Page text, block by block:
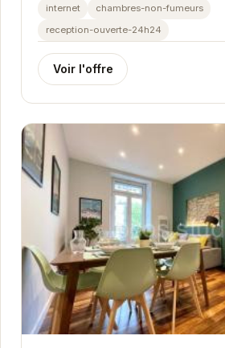
internet
chambres-non-fumeurs
reception-ouverte-24h24
Voir l'offre